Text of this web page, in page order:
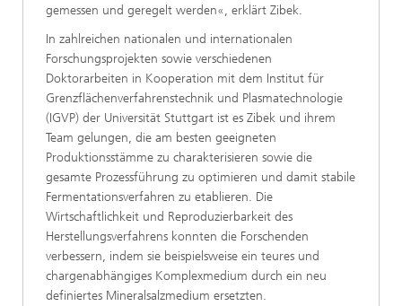
gemessen und geregelt werden«, erklärt Zibek.
In zahlreichen nationalen und internationalen
Forschungsprojekten sowie verschiedenen
Doktorarbeiten in Kooperation mit dem Institut für
Grenzflächenverfahrenstechnik und Plasmatechnologie
(IGVP) der Universität Stuttgart ist es Zibek und ihrem
Team gelungen, die am besten geeigneten
Produktionsstämme zu charakterisieren sowie die
gesamte Prozessführung zu optimieren und damit stabile
Fermentationsverfahren zu etablieren. Die
Wirtschaftlichkeit und Reproduzierbarkeit des
Herstellungsverfahrens konnten die Forschenden
verbessern, indem sie beispielsweise ein teures und
chargenabhängiges Komplexmedium durch ein neu
definiertes Mineralsalzmedium ersetzten.